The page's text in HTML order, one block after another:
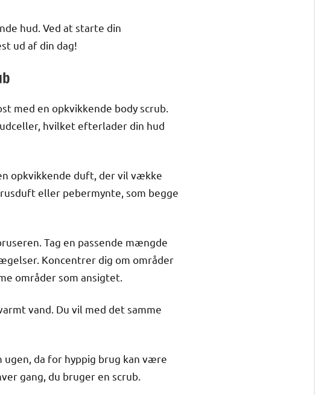
hud. Ved at starte din
ud af din dag!
med en opkvikkende body scrub.
hvilket efterlader din hud
opkvikkende duft, der vil vække
eller pebermynte, som begge
Tag en passende mængde
Koncentrer dig om områder
områder som ansigtet.
vand. Du vil med det samme
ugen, da for hyppig brug kan være
gang, du bruger en scrub.